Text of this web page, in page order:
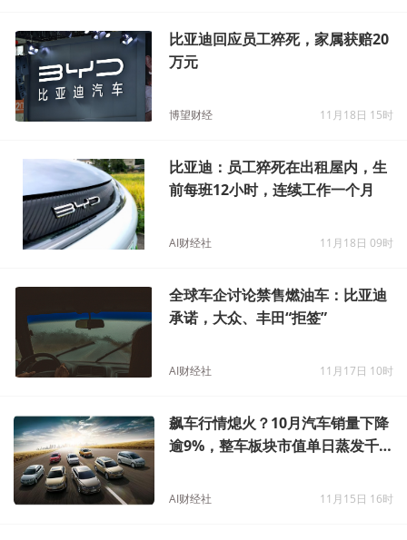
比亚迪回应员工猝死，家属获赔20
万元
博望财经 11月18日 15时
比亚迪：员工猝死在出租屋内，生
前每班12小时，连续工作一个月
AI财经社 11月18日 09时
全球车企讨论禁售燃油车：比亚迪
承诺，大众、丰田“拒签”
AI财经社 11月17日 10时
飙车行情熄火？10月汽车销量下降
逾9%，整车板块市值单日蒸发千
AI财经社 11月15日 16时